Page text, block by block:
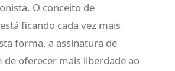
O conceito de
ficando cada vez mais
forma, a assinatura de
de oferecer mais liberdade ao